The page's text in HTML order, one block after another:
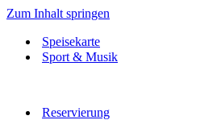
Zum Inhalt springen
Speisekarte
Sport & Musik
Reservierung